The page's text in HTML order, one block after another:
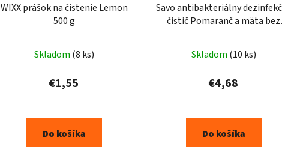
WIXX prášok na čistenie Lemon
500 g
Skladom (8 ks)
€1,55
Do košíka
Savo antibakteriálny
čistič Pomaranč a mäta bez
Skladom (10 ks)
€4,68
Do košíka